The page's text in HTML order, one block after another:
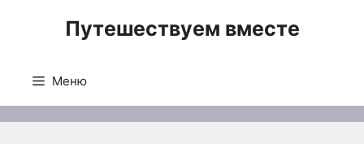
Путешествуем вместе
Меню